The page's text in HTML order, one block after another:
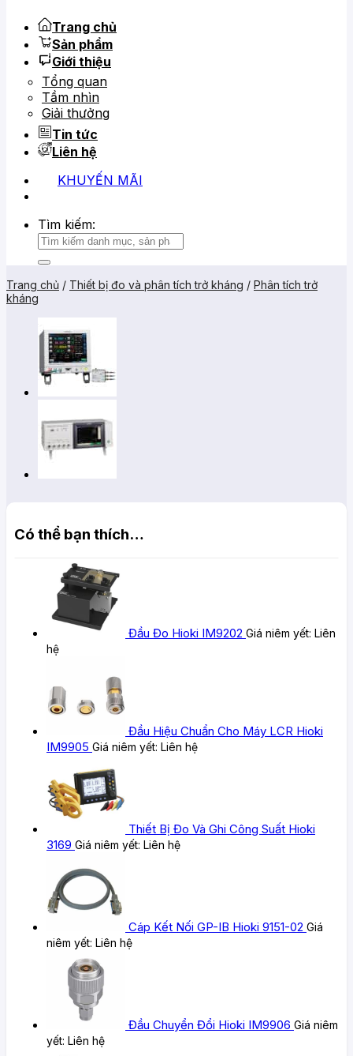
Trang chủ
Sản phẩm
Giới thiệu
Tổng quan
Tầm nhìn
Giải thưởng
Tin tức
Liên hệ
KHUYẾN MÃI
Tìm kiếm:
Trang chủ / Thiết bị đo và phân tích trở kháng / Phân tích trở
kháng
Có thể bạn thích…
Đầu Đo Hioki IM9202 Giá niêm yết: Liên
hệ
Đầu Hiệu Chuẩn Cho Máy LCR Hioki
IM9905 Giá niêm yết: Liên hệ
Thiết Bị Đo Và Ghi Công Suất Hioki
3169 Giá niêm yết: Liên hệ
Cáp Kết Nối GP-IB Hioki 9151-02 Giá
niêm yết: Liên hệ
Đầu Chuyển Đổi Hioki IM9906 Giá niêm
yết: Liên hệ